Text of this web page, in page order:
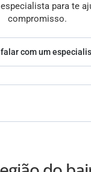
para te
compromisso.
com um